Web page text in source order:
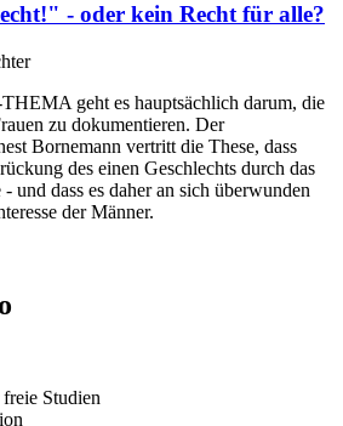
- oder kein Recht für alle?
geht es hauptsächlich darum, die
zu dokumentieren. Der
Bornemann vertritt die These, dass
des einen Geschlechts durch das
und dass es daher an sich überwunden
der Männer.
Studien